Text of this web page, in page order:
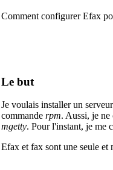
Comment configurer Efax
Le but
Je voulais installer un
commande rpm. Aussi, je ne
mgetty. Pour l'instant, je me
Efax et fax sont une seule et